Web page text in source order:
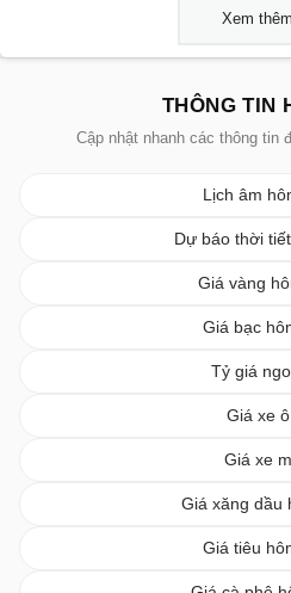
Xem thêm
THÔNG TIN
Cập nhật nhanh các thông tin
Lịch âm
Dự báo thời
Giá vàng
Giá bạc
Tỷ giá
Giá xe
Giá xe
Giá xăng dầu
Giá tiêu